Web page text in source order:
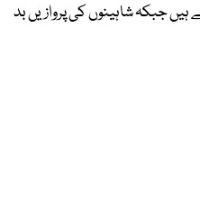
جبکہ شاہینوں کی پروازیں بد